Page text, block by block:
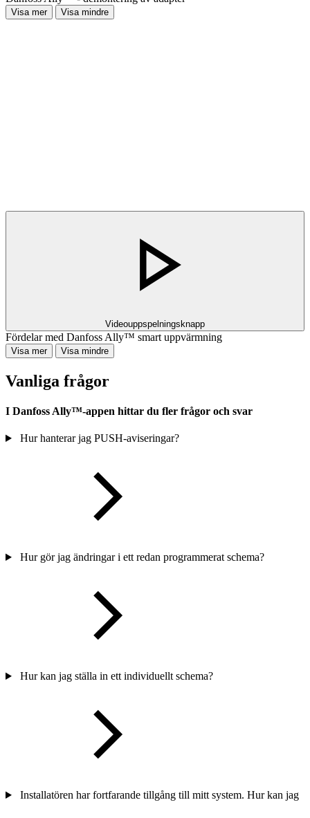
Visa mer Visa mindre
Videouppspelningsknapp
Fördelar med Danfoss Ally™ smart uppvärmning
Visa mer Visa mindre
Vanliga frågor
I Danfoss Ally™-appen hittar du fler frågor och svar
Hur hanterar jag PUSH-aviseringar?
Hur gör jag ändringar i ett redan programmerat schema?
Hur kan jag ställa in ett individuellt schema?
Installatören har fortfarande tillgång till mitt system. Hur kan jag